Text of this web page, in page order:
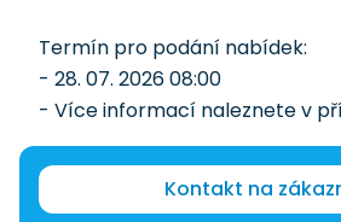
Termín pro podání nabídek:
- 28. 07. 2026 08:00
- Více informací naleznete v
Kontakt na